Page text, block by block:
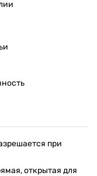
при
открытая для